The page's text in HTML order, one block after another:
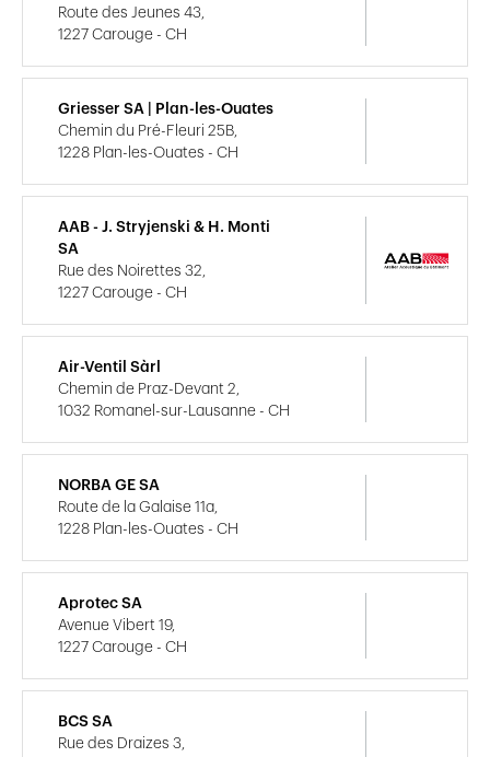
Route des Jeunes 43,
1227 Carouge - CH
Griesser SA | Plan-les-Ouates
Chemin du Pré-Fleuri 25B,
1228 Plan-les-Ouates - CH
AAB - J. Stryjenski & H. Monti
SA
Rue des Noirettes 32,
1227 Carouge - CH
Air-Ventil Sàrl
Chemin de Praz-Devant 2,
1032 Romanel-sur-Lausanne - CH
NORBA GE SA
Route de la Galaise 11a,
1228 Plan-les-Ouates - CH
Aprotec SA
Avenue Vibert 19,
1227 Carouge - CH
BCS SA
Rue des Draizes 3,